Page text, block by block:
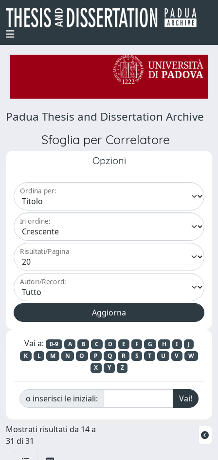
Padua Thesis and Dissertation Archive
Sfoglia per Correlatore
Opzioni
Ordina per:
In ordine:
Risultati/Pagina
Autori/Record:
Vai a: 0-9 A B C D E F G H I
J
K
L M N O P Q R S T U V
W
X
Y Z
o inserisci le iniziali:
Mostrati risultati da 14 a
31 di 31